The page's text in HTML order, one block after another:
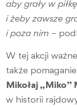
aby grały w
i żeby zawsze
i poza nim –
W tej akcji
także
Mikołaj „Miko”
w historii